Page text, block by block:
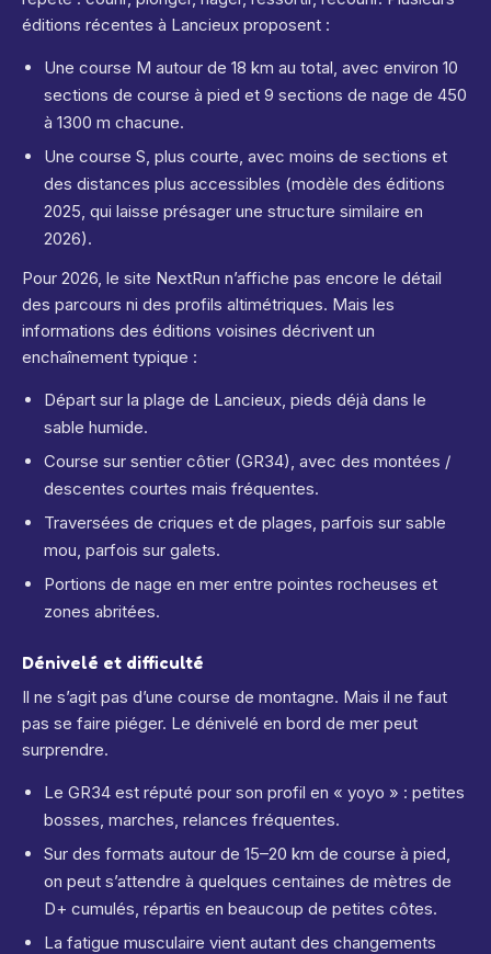
éditions récentes à Lancieux proposent :
Une course M autour de 18 km au total, avec environ 10
sections de course à pied et 9 sections de nage de 450
à 1300 m chacune.
Une course S, plus courte, avec moins de sections et
des distances plus accessibles (modèle des éditions
2025, qui laisse présager une structure similaire en
2026).
Pour 2026, le site NextRun n’affiche pas encore le détail
des parcours ni des profils altimétriques. Mais les
informations des éditions voisines décrivent un
enchaînement typique :
Départ sur la plage de Lancieux, pieds déjà dans le
sable humide.
Course sur sentier côtier (GR34), avec des montées /
descentes courtes mais fréquentes.
Traversées de criques et de plages, parfois sur sable
mou, parfois sur galets.
Portions de nage en mer entre pointes rocheuses et
zones abritées.
Dénivelé et difficulté
Il ne s’agit pas d’une course de montagne. Mais il ne faut
pas se faire piéger. Le dénivelé en bord de mer peut
surprendre.
Le GR34 est réputé pour son profil en « yoyo » : petites
bosses, marches, relances fréquentes.
Sur des formats autour de 15–20 km de course à pied,
on peut s’attendre à quelques centaines de mètres de
D+ cumulés, répartis en beaucoup de petites côtes.
La fatigue musculaire vient autant des changements